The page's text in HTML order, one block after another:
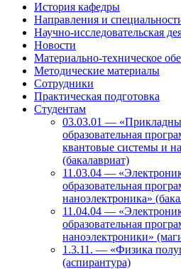
История кафедры
Направления и
Научно-исследовательская
Новости
Материально-техническое
Методические материалы
Сотрудники
Практическая подготовка
Студентам
03.03.01 —
образовательная
квантовые системы и
(бакалавриат)
11.03.04 —
образовательная
наноэлектроника»
11.04.04 —
образовательная
наноэлектроники»
1.3.11. — «Физика
(аспирантура)